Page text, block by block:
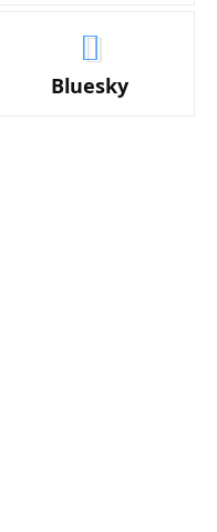
Bluesky